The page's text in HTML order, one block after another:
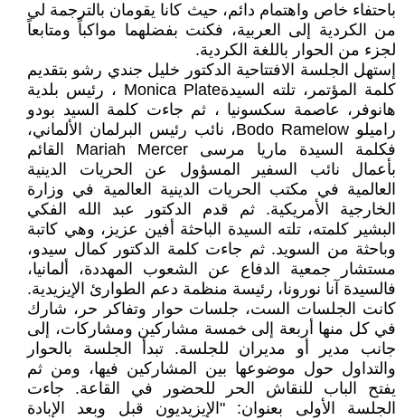
باحتفاء خاص واهتمام دائم، حيث كانا يقومان بالترجمة لي
من الكردية إلى العربية، فكنت بفضلهما مواكباً ومتابعاً
لجزء من الحوار باللغة الكردية.
إستهل الجلسة الافتتاحية الدكتور خليل جندي رشو بتقديم
كلمة المؤتمر، تلته السيدةMonica Plate ، رئيس بلدية
هانوفر، عاصمة سكسونيا ، ثم جاءت كلمة السيد بودو
راميلو Bodo Ramelow، نائب رئيس البرلمان الألماني،
فكلمة السيدة ماريا مرسى Mariah Mercer القائم
بأعمال نائب السفير المسؤول عن الحريات الدينية
العالمية في مكتب الحريات الدينية العالمية في وزارة
الخارجية الأمريكية. ثم قدم الدكتور عبد الله الفكي
البشير كلمته، تلته السيدة الباحثة أفين عزيز، وهي كاتبة
وباحثة من السويد. ثم جاءت كلمة الدكتور كمال سيدو،
مستشار جمعية الدفاع عن الشعوب المهددة، ألمانيا،
فالسيدة آنا نورونا، رئيسة منظمة دعم الطوارئ الإيزيدية.
كانت الجلسات الست، جلسات حوار وتفاكر حر، شارك
في كل منها أربعة إلى خمسة مشاركين ومشاركات، إلى
جانب مدير أو مديران للجلسة. تبدأ الجلسة بالحوار
والتداول حول موضوعها بين المشاركين فيها، ومن ثم
يفتح الباب للنقاش الحر للحضور في القاعة. جاءت
الجلسة الأولى بعنوان: "الإيزيديون قبل وبعد الإبادة